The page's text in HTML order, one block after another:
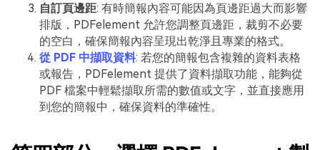
自訂頁邊距: 有時簡報內容可能因為頁邊距過大而影響
排版，PDFelement 允許您調整頁邊距，裁剪不必要
的空白，確保簡報內容呈現出乾淨且專業的格式。
從 PDF 中擷取資料: 若您的簡報包含複雜的資料表格
或報告，PDFelement 提供了資料擷取功能，能夠從
PDF 檔案中輕鬆擷取所需的數值或文字，並直接應用
到您的簡報中，確保資料的準確性。